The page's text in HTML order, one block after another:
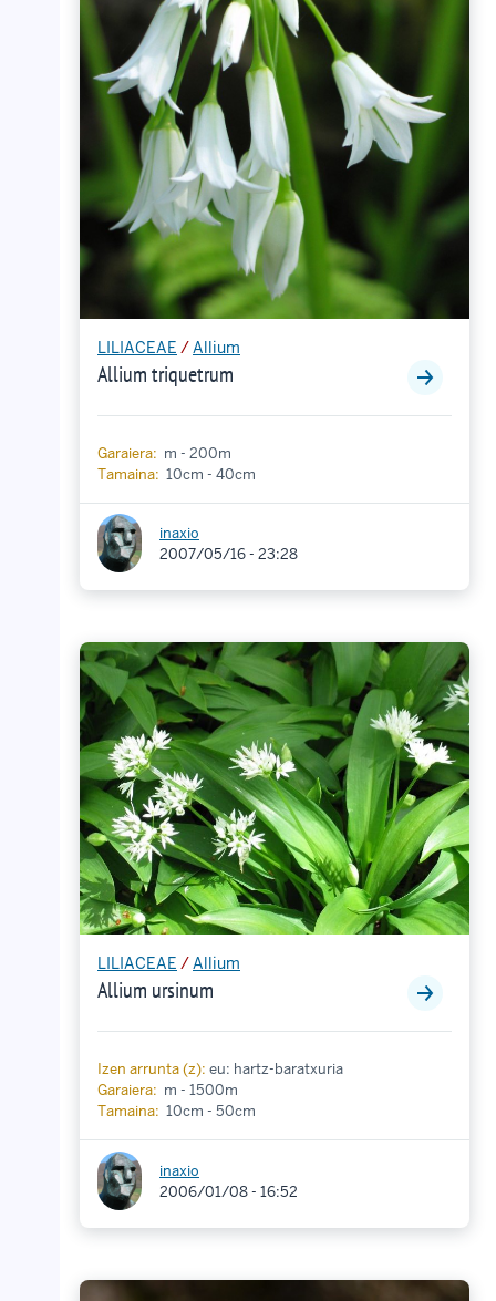
LILIACEAE / Allium
Allium triquetrum
Garaiera: m - 200m
Tamaina: 10cm - 40cm
inaxio
2007/05/16 - 23:28
LILIACEAE /Allium
Allium ursinum
Izen arrunta (z): eu: hartz-baratxuria
Garaiera: m - 1500m
Tamaina: 10cm - 50cm
inaxio
2006/01/08 - 16:52